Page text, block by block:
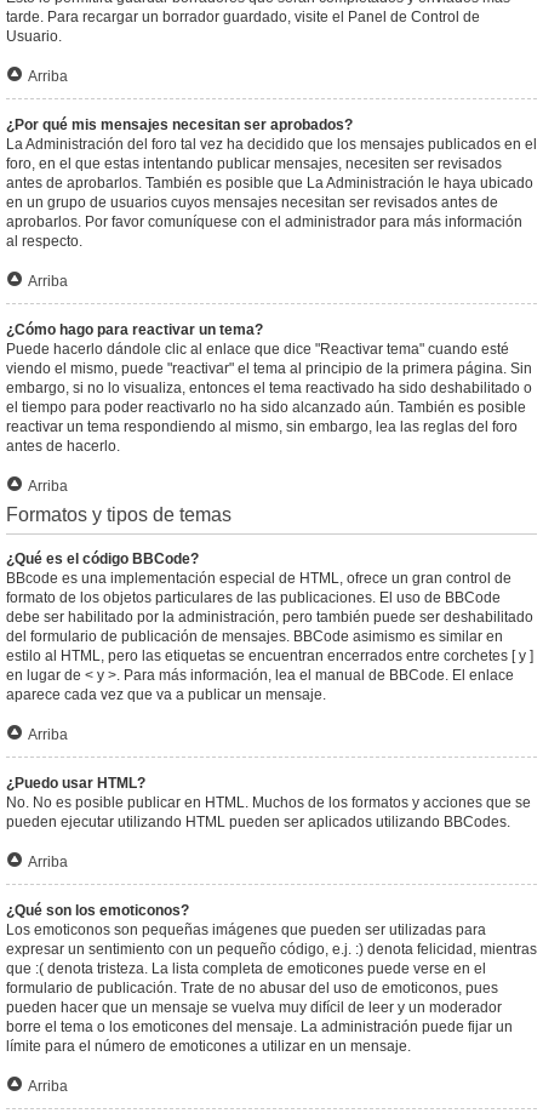
tarde. Para recargar un borrador guardado, visite el Panel de Control de
Usuario.
Arriba
¿Por qué mis mensajes necesitan ser aprobados?
La Administración del foro tal vez ha decidido que los mensajes publicados en el
foro, en el que estas intentando publicar mensajes, necesiten ser revisados
antes de aprobarlos. También es posible que La Administración le haya ubicado
en un grupo de usuarios cuyos mensajes necesitan ser revisados antes de
aprobarlos. Por favor comuníquese con el administrador para más información
al respecto.
Arriba
¿Cómo hago para reactivar un tema?
Puede hacerlo dándole clic al enlace que dice "Reactivar tema" cuando esté
viendo el mismo, puede "reactivar" el tema al principio de la primera página. Sin
embargo, si no lo visualiza, entonces el tema reactivado ha sido deshabilitado o
el tiempo para poder reactivarlo no ha sido alcanzado aún. También es posible
reactivar un tema respondiendo al mismo, sin embargo, lea las reglas del foro
antes de hacerlo.
Arriba
Formatos y tipos de temas
¿Qué es el código BBCode?
BBcode es una implementación especial de HTML, ofrece un gran control de
formato de los objetos particulares de las publicaciones. El uso de BBCode
debe ser habilitado por la administración, pero también puede ser deshabilitado
del formulario de publicación de mensajes. BBCode asimismo es similar en
estilo al HTML, pero las etiquetas se encuentran encerrados entre corchetes [ y ]
en lugar de < y >. Para más información, lea el manual de BBCode. El enlace
aparece cada vez que va a publicar un mensaje.
Arriba
¿Puedo usar HTML?
No. No es posible publicar en HTML. Muchos de los formatos y acciones que se
pueden ejecutar utilizando HTML pueden ser aplicados utilizando BBCodes.
Arriba
¿Qué son los emoticonos?
Los emoticonos son pequeñas imágenes que pueden ser utilizadas para
expresar un sentimiento con un pequeño código, e.j. :) denota felicidad, mientras
que :( denota tristeza. La lista completa de emoticones puede verse en el
formulario de publicación. Trate de no abusar del uso de emoticonos, pues
pueden hacer que un mensaje se vuelva muy difícil de leer y un moderador
borre el tema o los emoticones del mensaje. La administración puede fijar un
límite para el número de emoticones a utilizar en un mensaje.
Arriba